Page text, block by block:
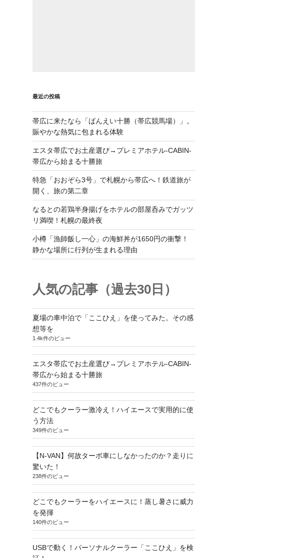
最近の投稿
帯広に来たなら「ばんえい十勝（帯広競馬場）」。
賑やかな熱気に包まれる体験
エスタ帯広でお土産選び→プレミアホテル-CABIN-
帯広から始まる十勝旅
特急「おおぞら3号」で札幌から帯広へ！鉄道旅が
開く、旅の第二章
なるとの若鶏半身揚げをホテルの部屋呑みでガッツ
リ満喫！札幌の最終夜
小樽「漁師飯し一心」の海鮮丼が1650円の衝撃！
静かな場所に行列が生まれる理由
人気の記事（過去30日）
夏場の車中泊で「ここひえ」を使ってみた。その感
想等を
1.4k件のビュー
エスタ帯広でお土産選び→プレミアホテル-CABIN-
帯広から始まる十勝旅
437件のビュー
どこでもクーラー激冷え！ハイエースで実用的に使
う方法
349件のビュー
【N-VAN】何故ターボ車にしなかったのか？走りに
驚いた！
238件のビュー
どこでもクーラーをハイエースに！蒸し暑さに威力
を発揮
140件のビュー
USBで動く！パーソナルクーラー「ここひえ」を検